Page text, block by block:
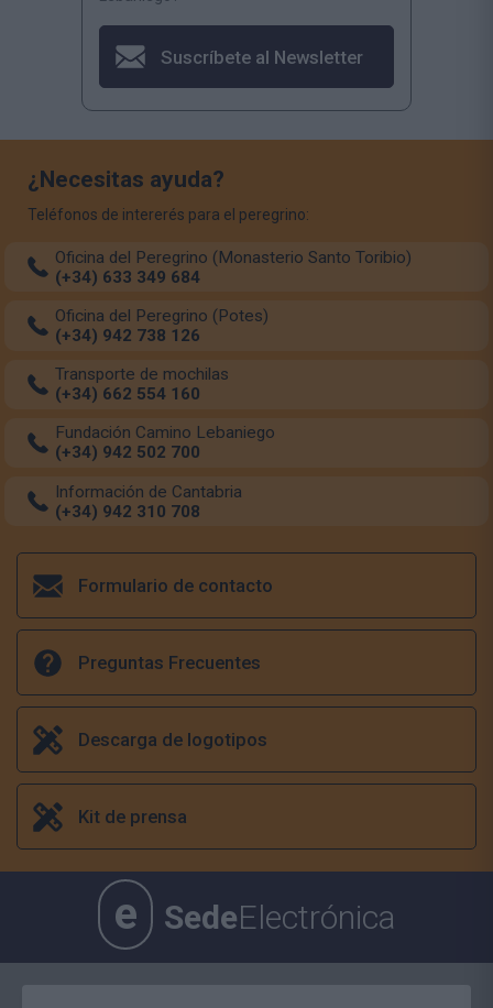
Suscríbete al Newsletter
¿Necesitas ayuda?
Teléfonos de intererés para el peregrino:
Oficina del Peregrino (Monasterio Santo Toribio)
(+34) 633 349 684
Oficina del Peregrino (Potes)
(+34) 942 738 126
Transporte de mochilas
(+34) 662 554 160
Fundación Camino Lebaniego
(+34) 942 502 700
Información de Cantabria
(+34) 942 310 708
Formulario de contacto
Preguntas Frecuentes
Descarga de logotipos
Kit de prensa
e SedeElectrónica